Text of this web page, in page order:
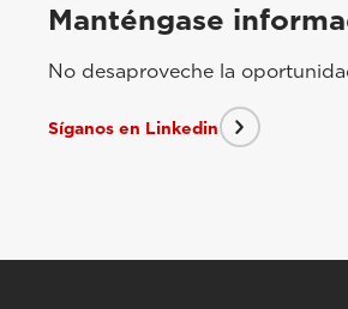
Manténgase
No desaproveche la
Síganos en Linkedin